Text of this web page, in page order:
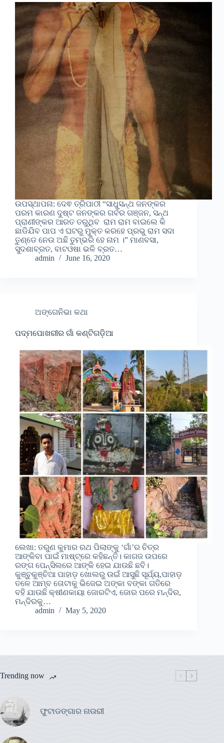
ଉପସ୍ଥାପନା: ଦେଵ ତ୍ରିପାଠୀ “ସାଧୁସନ୍ଥ ଜନଙ୍କର
ପରମ କାରଣ ଦୁଷ୍ଟ ଜନଙ୍କର ଗର୍ବର ଗଞ୍ଜନ, ସନ୍ଥ
ପ୍ରାଣୀଙ୍କର ଆରତ ତରୁଥିବ ରାମ ରାମ ବାଇଲେ କି
ଛାଡିଯିବ ପାପ ଏ ଘଟରୁ ମୁକ୍ତ କରହେ ପ୍ରଭୁ ରାମ ସଦା
ତୁଣ୍ଡେ ନେଉ ଅଛି ତୁମ୍ଭରି ହେ ନାମ ।” ମାଣବସା,
ସୁଦଶାବ୍ରତ, ବାଟଓଷା ଭଳି ବ୍ରତ…
admin
June 16, 2020
ଅଙ୍ଗେନିଭା କଥା
ପଦ୍ମପୋଖରୀର ଗାଁ କଣ୍ଟିଗଡ଼ିଆ
ଲେଖା: ତରୁଣ କୁମାର ରଥ ପିଲାଙ୍କୁ ‘ଗାଁ’ର ଚିତ୍ର
ଆଙ୍କିବା ପାଇଁ ମାଷ୍ଟ୍ରେ କହିଛନ୍ତି। କାଗଜ ଉପରେ
ରଙ୍ଗ ପେନ୍ସିଲରେ ଆଙ୍କି ହେଇ ଯାଉଛି ଛବି।
କୁଞ୍ଚୁକୁଞ୍ଚିଆ ପାହାଡ଼ ଖୋଲରୁ ଉଇଁ ଆସୁଛି ସୂର୍ଯ୍ୟ,ପାହାଡ଼
ତଳେ ଆମ୍ବ ତୋଟାକୁ ଭିଜେଇ ଅଙ୍କା ବଙ୍କା ଗତିରେ
ବହି ଯାଉଛି କ୍ଷୀଣକାୟା ଜୋରଟିଏ, ଜୋର ପରେ ମନ୍ଦିର,
ମନ୍ଦିରକୁ…
admin
May 5, 2020
Trending now
ଫୁଟାଡଙ୍ଗାର ନାଉରୀ